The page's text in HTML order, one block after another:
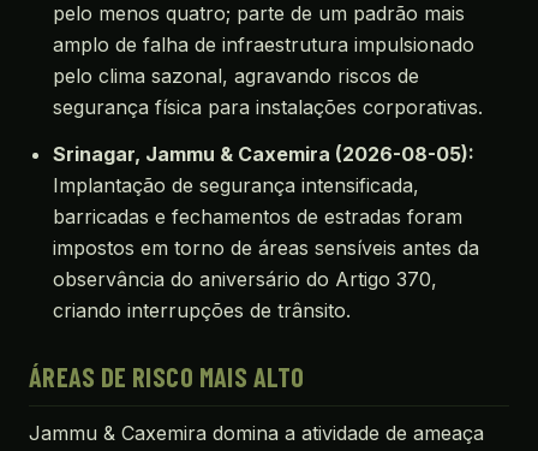
pelo menos quatro; parte de um padrão mais
amplo de falha de infraestrutura impulsionado
pelo clima sazonal, agravando riscos de
segurança física para instalações corporativas.
Srinagar, Jammu & Caxemira (2026-08-05):
Implantação de segurança intensificada,
barricadas e fechamentos de estradas foram
impostos em torno de áreas sensíveis antes da
observância do aniversário do Artigo 370,
criando interrupções de trânsito.
ÁREAS DE RISCO MAIS ALTO
Jammu & Caxemira domina a atividade de ameaça